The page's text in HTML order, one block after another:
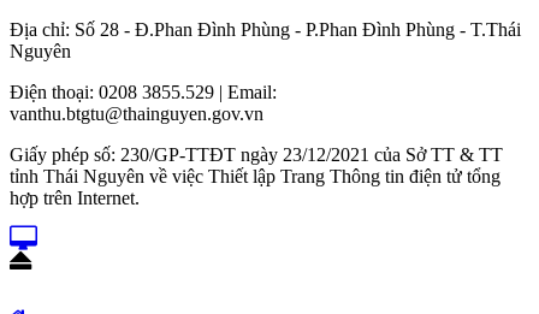
Địa chỉ: Số 28 - Đ.Phan Đình Phùng - P.Phan Đình Phùng - T.Thái
Nguyên
Điện thoại: 0208 3855.529 | Email:
vanthu.btgtu@thainguyen.gov.vn
Giấy phép số: 230/GP-TTĐT ngày 23/12/2021 của Sở TT & TT
tỉnh Thái Nguyên về việc Thiết lập Trang Thông tin điện tử tổng
hợp trên Internet.